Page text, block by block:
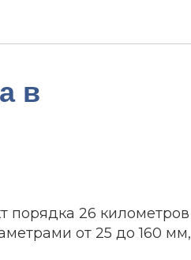
в
26 километров
от 25 до 160 мм,